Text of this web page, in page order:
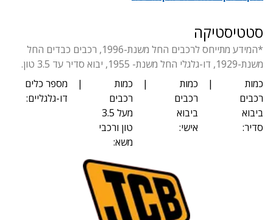
סטטיסטיקה
*המידע מתייחס לרכבים החל משנת-1996, רכבים כבדים החל
משנת-1929, דו-גלגלי החל משנת- 1955, יבוא סדיר עד 3.5 טון.
כמות
רכבים
ביבוא
סדיר:
|
כמות
רכבים
ביבוא
אישי:
|
כמות
רכבים
מעל 3.5
טון ורכבי
משא:
|
מספר כלים
דו-גלגליים: